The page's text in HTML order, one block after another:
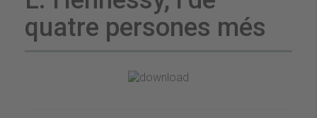
quatre persones més